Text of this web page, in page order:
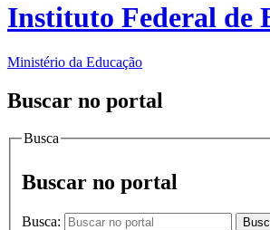
Instituto Federal de
Ministério da Educação
Buscar no portal
Busca
Buscar no portal
Busca: